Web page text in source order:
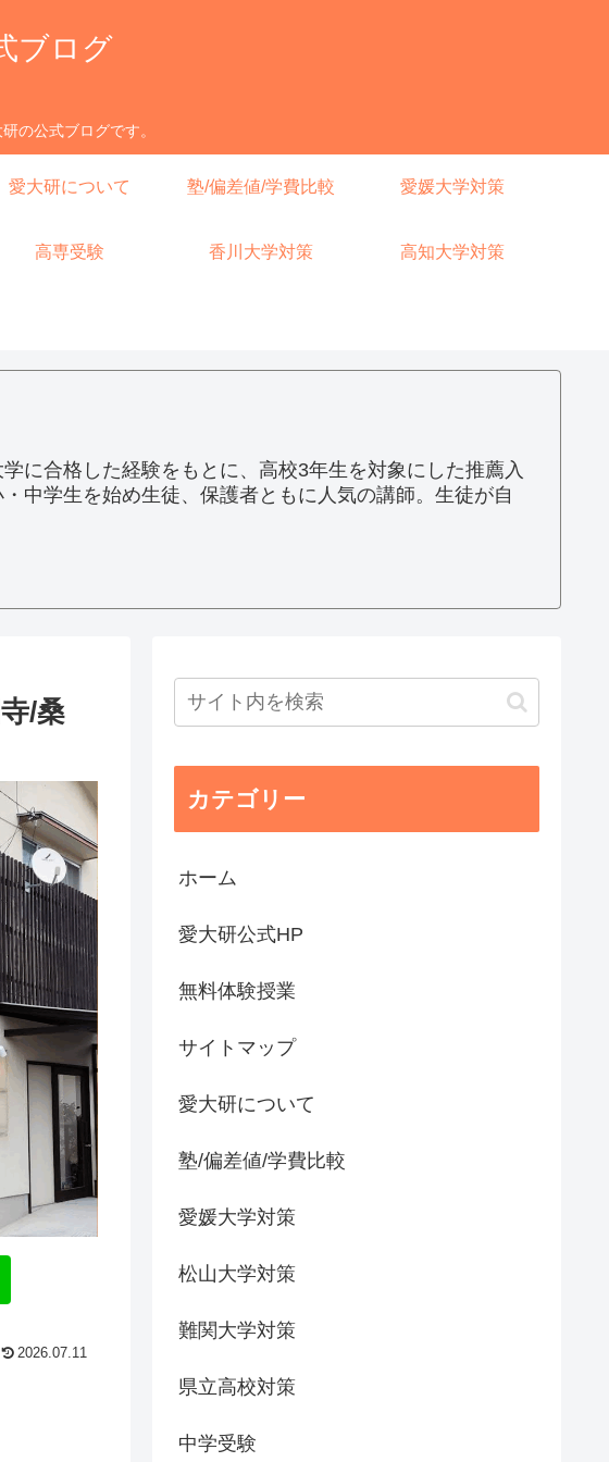
ブログ
の公式ブログです。
愛大研について 塾/偏差値/学費比較 愛媛大学対策
高専受験 香川大学対策 高知大学対策
に合格した経験をもとに、高校3年生を対象にした推薦入
中学生を始め生徒、保護者ともに人気の講師。生徒が自
/桑
2026.07.11
カテゴリー
ホーム
愛大研公式HP
無料体験授業
サイトマップ
愛大研について
塾/偏差値/学費比較
愛媛大学対策
松山大学対策
難関大学対策
県立高校対策
中学受験